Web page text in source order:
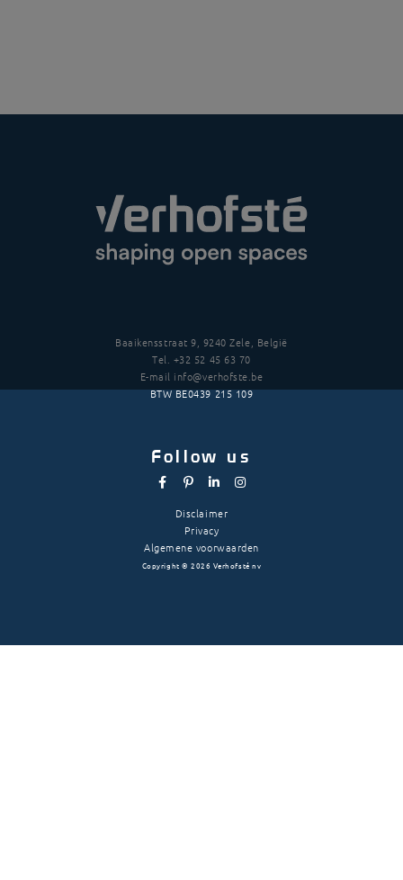
Baaikensstraat 9, 9240 Zele, België
Tel. +32 52 45 63 70
E-mail info@verhofste.be
BTWBE0439 215 109
Follow us
Disclaimer
Privacy
Algemene voorwaarden
Copyright © 2026 Verhofsté nv